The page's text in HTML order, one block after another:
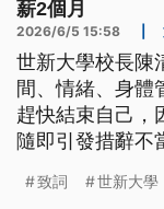
薪2個月
2026/6/5 15:58
世新大學校長陳
間、情緒、身體
趕快結束自己，
隨即引發措辭不
致詞 世新大學